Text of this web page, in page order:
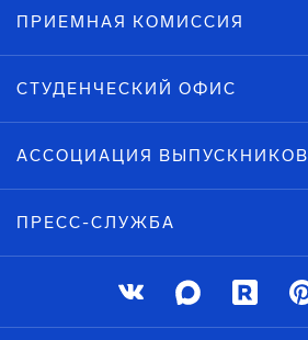
ПРИЕМНАЯ КОМИССИЯ
СТУДЕНЧЕСКИЙ ОФИС
АССОЦИАЦИЯ ВЫПУСКНИКОВ
ПРЕСС-СЛУЖБА